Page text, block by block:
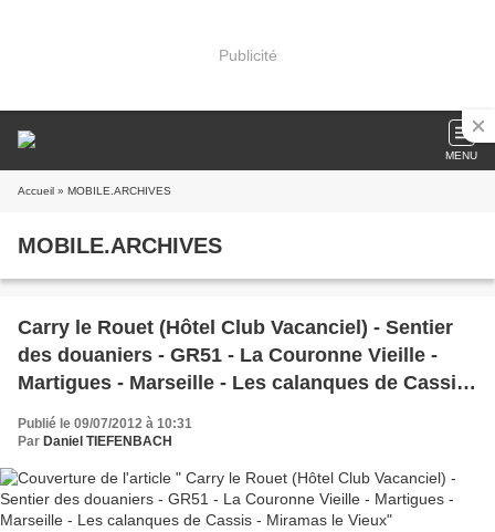
Publicité
MENU
Accueil » MOBILE.ARCHIVES
MOBILE.ARCHIVES
Carry le Rouet (Hôtel Club Vacanciel) - Sentier
des douaniers - GR51 - La Couronne Vieille -
Martigues - Marseille - Les calanques de Cassis
- Miramas le Vieux
Publié le 09/07/2012 à 10:31
Par Daniel TIEFENBACH